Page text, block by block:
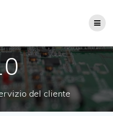
del cliente